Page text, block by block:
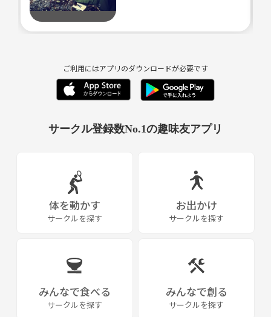
ご利用にはアプリのダウンロードが必要です
サークル登録数No.1の趣味友アプリ
体を動かす
サークルを探す
お出かけ
サークルを探す
みんなで食べる
サークルを探す
みんなで創る
サークルを探す